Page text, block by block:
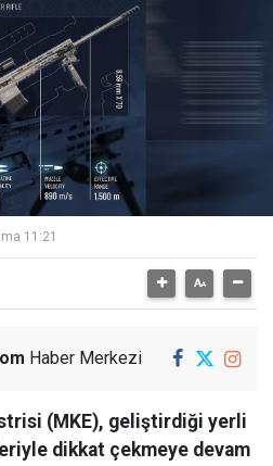
11:21
Haber Merkezi
(MKE), geliştirdiği yerli
dikkat çekmeye devam